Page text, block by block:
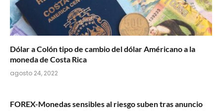
Dólar a Colón tipo de cambio del dólar Américano a la
moneda de Costa Rica
agosto 24, 2022
FOREX-Monedas sensibles al riesgo suben tras anuncio